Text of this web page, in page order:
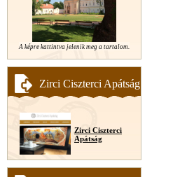
A képre kattintva jelenik meg a tartalom.
Zirci Ciszterci Apátság
Zirci Ciszterci
Apátság